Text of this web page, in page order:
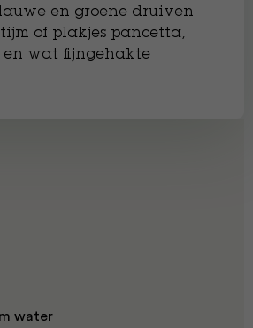
en groene druiven
of plakjes pancetta,
en wat fijngehakte
water